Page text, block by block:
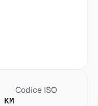
Codice ISO
KM